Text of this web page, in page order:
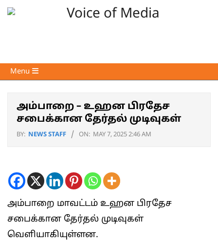
Skip
Voice
of
Primary
Navigation
Menu
அம்பாறை – உஹன பிரதேச
சபைக்கான தேர்தல் முடிவுகள்
BY: NEWS STAFF ON: MAY 7, 2025 2:46 AM
அம்பாறை மாவட்டம் உஹன பிரதேச
சபைக்கான தேர்தல் முடிவுகள்
வெளியாகியுள்ளன.